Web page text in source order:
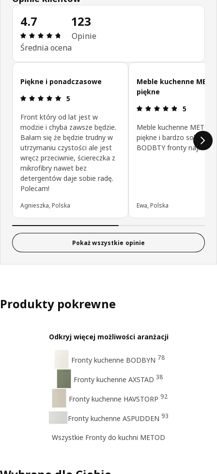
4.7
Opinia: 4.7 na 5 gwiazdki. Recenzje ogółem: 123
Średnia ocena
123
Opinie
Pomiń opinie klientów
Piękne i ponadczasowe
Opinia: 5 na 5 gwiazdki.
5
Front który od lat jest w
modzie i chyba zawsze będzie.
Bałam się że będzie trudny w
utrzymaniu czystości ale jest
wręcz przeciwnie, ściereczka z
mikrofibry nawet bez
detergentów daje sobie radę.
Polecam!
Agnieszka, Polska
Meble kuchenne
piękne
Opinia: 5
5
Meble kuchenne METOD
piękne i bardzo solidne.
BODBTY fronty
Ewa, Polska
Pokaż wszystkie opinie
Produkty pokrewne
Odkryj więcej możliwości aranżacji
Fronty kuchenne BODBYN 78
Fronty kuchenne AXSTAD 38
Fronty kuchenne HAVSTORP 92
Fronty kuchenne ASPUDDEN 93
Wszystkie Fronty do kuchni METOD